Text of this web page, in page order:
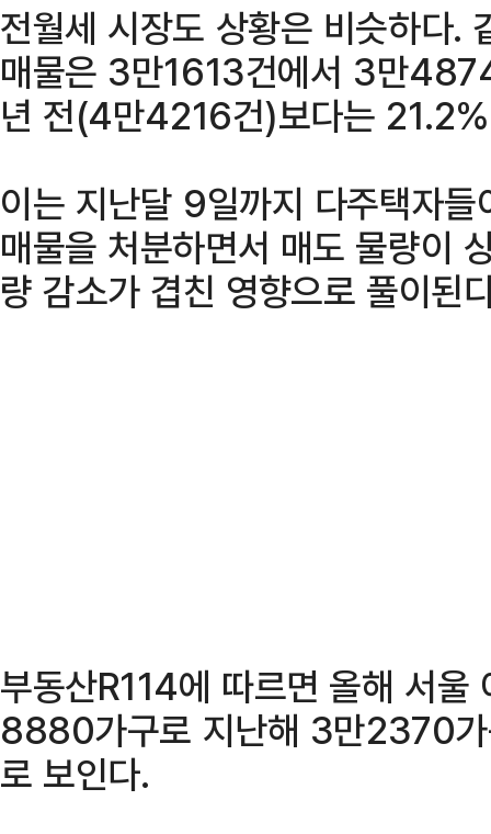
전월세 시장도 상황은 비슷하다.
매물은 3만1613건에서 3만
년 전(4만4216건)보다는
이는 지난달 9일까지 다주택자
매물을 처분하면서 매도 물량이
량 감소가 겹친 영향으로 풀이된
부동산R114에 따르면 올해 서울
8880가구로 지난해 3만2370
로 보인다.